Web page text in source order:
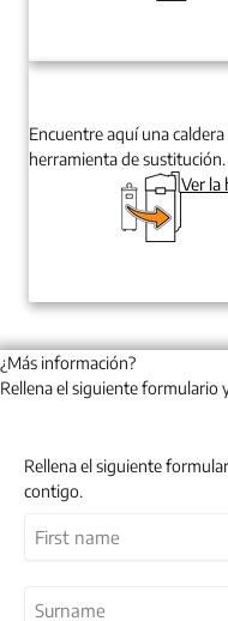
Encuentre aquí una
herramienta de sustitución.
Ver la
¿Más información?
Rellena el siguiente formulario
Rellena el siguiente
contigo.